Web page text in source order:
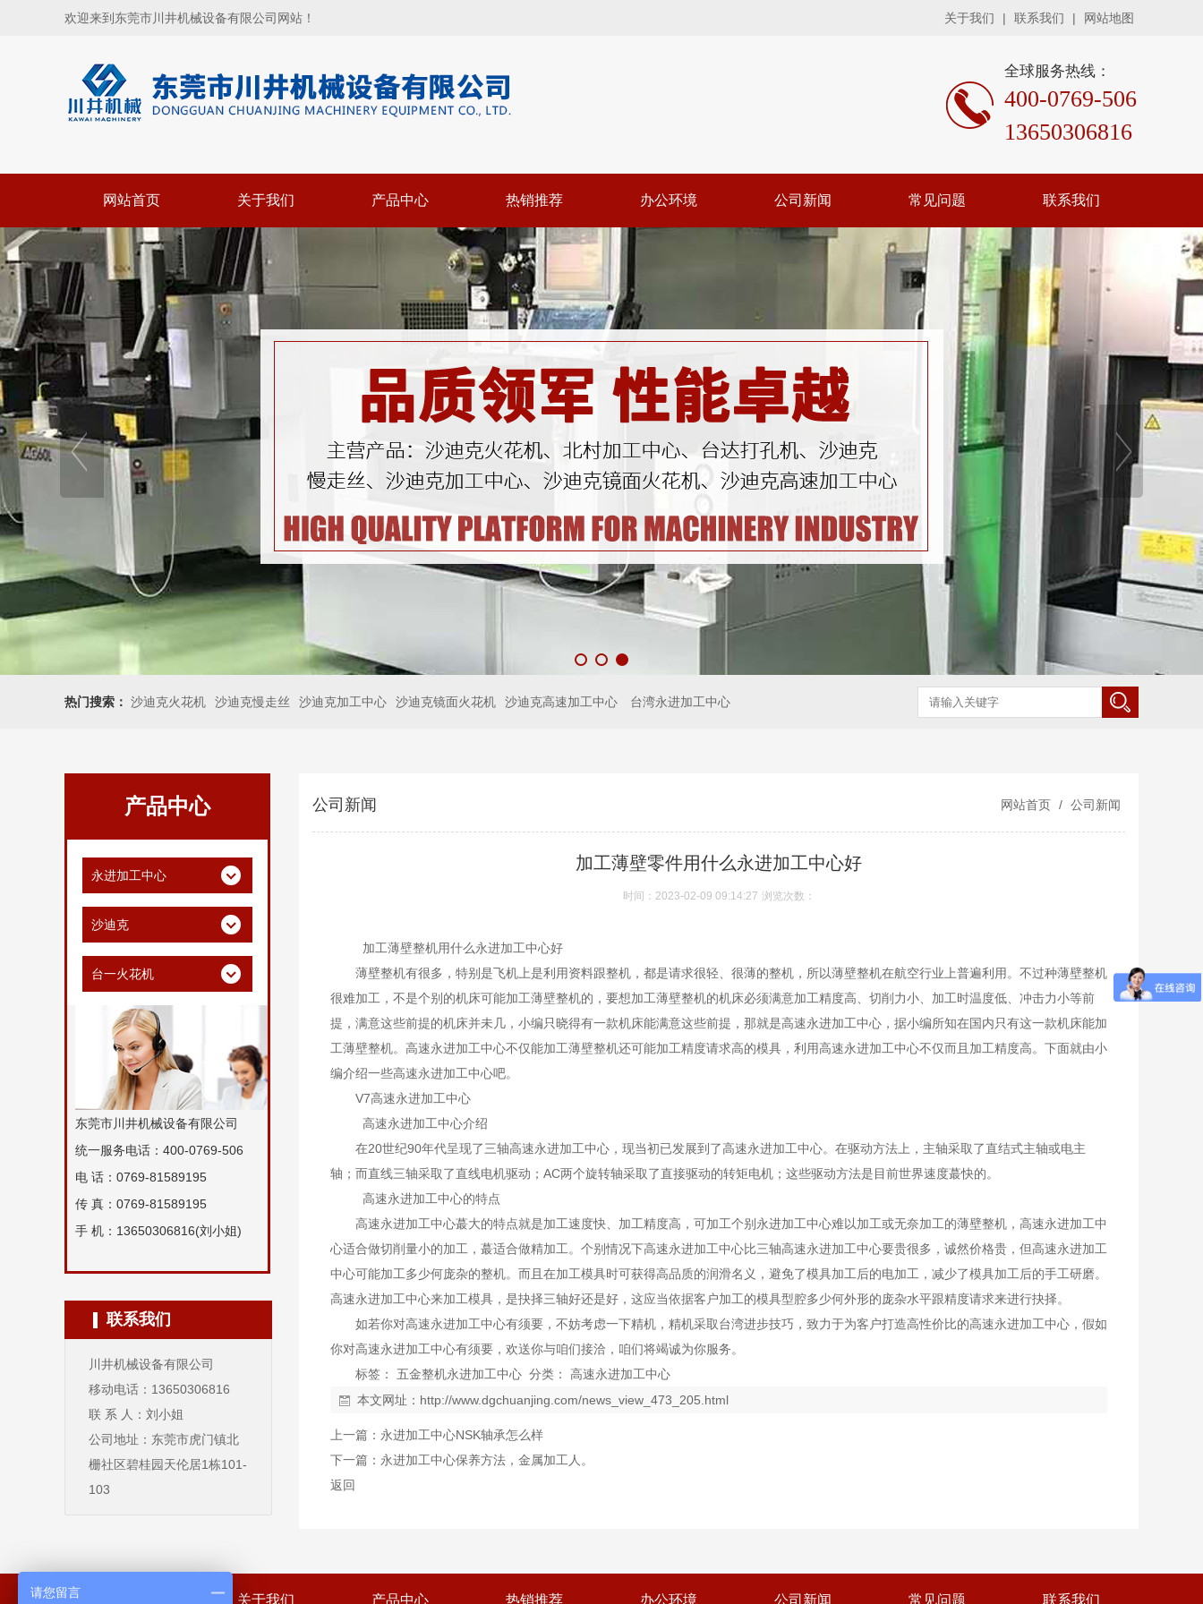
欢迎来到东莞市川井机械设备有限公司网站！ 关于我们 | 联系我们 | 网站地图
全球服务热线：
400-0769-506
13650306816
网站首页 关于我们 产品中心 热销推荐 办公环境 公司新闻 常见问题 联系我们
热门搜索： 沙迪克火花机 沙迪克慢走丝 沙迪克加工中心 沙迪克镜面火花机 沙迪克高速加工中心 台湾永进加工中心
产品中心
永进加工中心
沙迪克
台一火花机
东莞市川井机械设备有限公司
统一服务电话：400-0769-506
电 话：0769-81589195
传 真：0769-81589195
手 机：13650306816(刘小姐)
联系我们
川井机械设备有限公司
移动电话：13650306816
联 系 人：刘小姐
公司地址：东莞市虎门镇北
栅社区碧桂园天伦居1栋101-
103
公司新闻 网站首页 / 公司新闻
加工薄壁零件用什么永进加工中心好
时间：2023-02-09 09:14:27 浏览次数：
加工薄壁整机用什么永进加工中心好
薄壁整机有很多，特别是飞机上是利用资料跟整机，都是请求很轻、很薄的整机，所以薄壁整机在航空行业上普遍利用。不过种薄壁整机
很难加工，不是个别的机床可能加工薄壁整机的，要想加工薄壁整机的机床必须满意加工精度高、切削力小、加工时温度低、冲击力小等前
提，满意这些前提的机床并未几，小编只晓得有一款机床能满意这些前提，那就是高速永进加工中心，据小编所知在国内只有这一款机床能加
工薄壁整机。高速永进加工中心不仅能加工薄壁整机还可能加工精度请求高的模具，利用高速永进加工中心不仅而且加工精度高。下面就由小
编介绍一些高速永进加工中心吧。
V7高速永进加工中心
高速永进加工中心介绍
在20世纪90年代呈现了三轴高速永进加工中心，现当初已发展到了高速永进加工中心。在驱动方法上，主轴采取了直结式主轴或电主
轴；而直线三轴采取了直线电机驱动；AC两个旋转轴采取了直接驱动的转矩电机；这些驱动方法是目前世界速度蕞快的。
高速永进加工中心的特点
高速永进加工中心蕞大的特点就是加工速度快、加工精度高，可加工个别永进加工中心难以加工或无奈加工的薄壁整机，高速永进加工中
心适合做切削量小的加工，蕞适合做精加工。个别情况下高速永进加工中心比三轴高速永进加工中心要贵很多，诚然价格贵，但高速永进加工
中心可能加工多少何庞杂的整机。而且在加工模具时可获得高品质的润滑名义，避免了模具加工后的电加工，减少了模具加工后的手工研磨。
高速永进加工中心来加工模具，是抉择三轴好还是好，这应当依据客户加工的模具型腔多少何外形的庞杂水平跟精度请求来进行抉择。
如若你对高速永进加工中心有须要，不妨考虑一下精机，精机采取台湾进步技巧，致力于为客户打造高性价比的高速永进加工中心，假如
你对高速永进加工中心有须要，欢送你与咱们接洽，咱们将竭诚为你服务。
标签： 五金整机永进加工中心 分类： 高速永进加工中心
本文网址： http://www.dgchuanjing.com/news_view_473_205.html
上一篇： 永进加工中心NSK轴承怎么样
下一篇： 永进加工中心保养方法，金属加工人。
返回
关于我们 产品中心 热销推荐 办公环境 公司新闻 常见问题 联系我们
请您留言